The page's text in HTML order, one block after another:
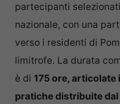
partecipanti
nazionale, con una
verso i residenti di
limitrofe. La durata
è di 175 ore,
pratiche distribuite